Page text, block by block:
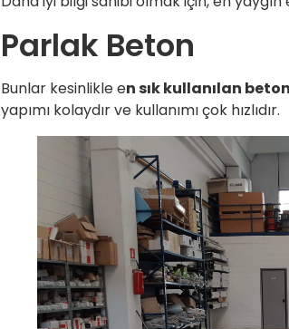
Parlak Beton
Bunlar kesinlikle en sık kullanılan
yapımı kolaydır ve kullanımı çok hızlıdır.